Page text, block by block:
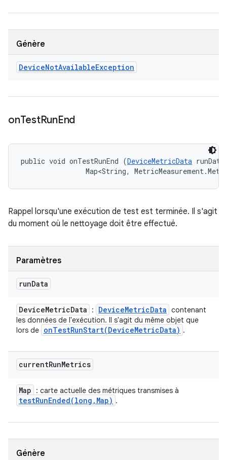
Génère
DeviceNotAvailableException
onTestRunEnd
public void onTestRunEnd (DeviceMetricData
Map<String,
Rappel lorsqu'une exécution de test est terminée. Il s'agit
du moment où le nettoyage doit être effectué.
Paramètres
runData
DeviceMetricData : DeviceMetricData contenant
les données de l'exécution. Il s'agit du même objet que
lors de onTestRunStart(DeviceMetricData) .
currentRunMetrics
Map : carte actuelle des métriques transmises à
testRunEnded(long , Map) .
Génère